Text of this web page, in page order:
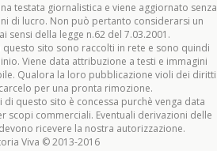
testata giornalistica e viene aggiornato senza
di lucro. Non può pertanto considerarsi un
sensi della legge n.62 del 7.03.2001.
questo sito sono raccolti in rete e sono quindi
Viene data attribuzione a testi e immagini
Qualora la loro pubblicazione violi dei diritti
per una pronta rimozione.
questo sito è concessa purchè venga data
scopi commerciali. Eventuali derivazioni delle
ricevere la nostra autorizzazione.
Viva © 2013-2016